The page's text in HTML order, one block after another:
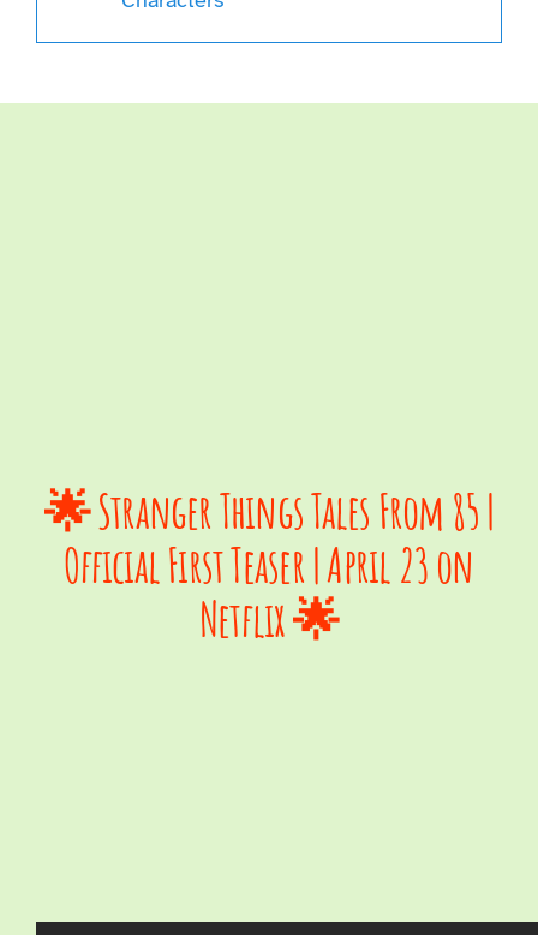
🌟 Stranger Things Tales From 85 |
Official First Teaser | April 23 on
Netflix 🌟